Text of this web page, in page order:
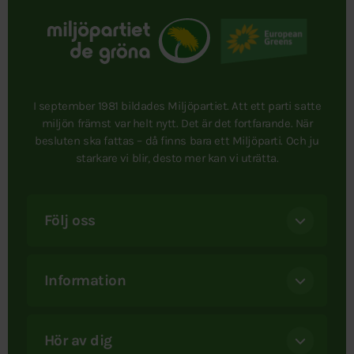
I september 1981 bildades Miljöpartiet. Att ett parti satte
miljön främst var helt nytt. Det är det fortfarande. När
besluten ska fattas – då finns bara ett Miljöparti. Och ju
starkare vi blir, desto mer kan vi uträtta.
Följ oss
Information
Hör av dig